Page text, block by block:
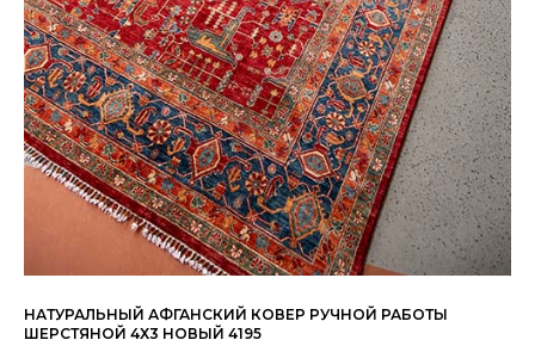
НАТУРАЛЬНЫЙ АФГАНСКИЙ КОВЕР РУЧНОЙ РАБОТЫ
ШЕРСТЯНОЙ 4Х3 НОВЫЙ 4195